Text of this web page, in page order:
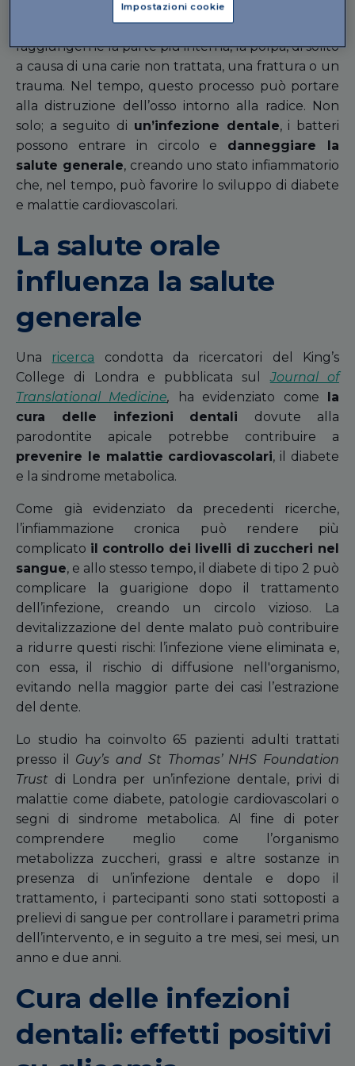
Tutto inizia quando i batteri riescono a
raggiungerne la parte più interna, la polpa, di solito
a causa di una carie non trattata, una frattura o un
trauma. Nel tempo, questo processo può portare
alla distruzione dell’osso intorno alla radice. Non
solo; a seguito di un’infezione dentale, i batteri
possono entrare in circolo e danneggiare la
salute generale, creando uno stato infiammatorio
che, nel tempo, può favorire lo sviluppo di diabete
e malattie cardiovascolari.
La salute orale
influenza la salute
generale
Una ricerca condotta da ricercatori del King’s
College di Londra e pubblicata sulJournal of
Translational Medicine, ha evidenziato come la
cura delle infezioni dentali dovute alla
parodontite apicale potrebbe contribuire a
prevenire le malattie cardiovascolari, il diabete
e la sindrome metabolica.
Come già evidenziato da precedenti ricerche,
l’infiammazione cronica può rendere più
complicato il controllo dei livelli di zuccheri nel
sangue, e allo stesso tempo, il diabete di tipo 2 può
complicare la guarigione dopo il trattamento
dell’infezione, creando un circolo vizioso. La
devitalizzazione del dente malato può contribuire
a ridurre questi rischi: l’infezione viene eliminata e,
con essa, il rischio di diffusione nell'organismo,
evitando nella maggior parte dei casi l’estrazione
del dente.
Lo studio ha coinvolto 65 pazienti adulti trattati
presso il Guy’s and St Thomas’ NHS Foundation
Trust di Londra per un’infezione dentale, privi di
malattie come diabete, patologie cardiovascolari o
segni di sindrome metabolica. Al fine di poter
comprendere meglio come l’organismo
metabolizza zuccheri, grassi e altre sostanze in
presenza di un’infezione dentale e dopo il
trattamento, i partecipanti sono stati sottoposti a
prelievi di sangue per controllare i parametri prima
dell’intervento, e in seguito a tre mesi, sei mesi, un
anno e due anni.
Cura delle infezioni
dentali: effetti positivi
Impostazioni cookie